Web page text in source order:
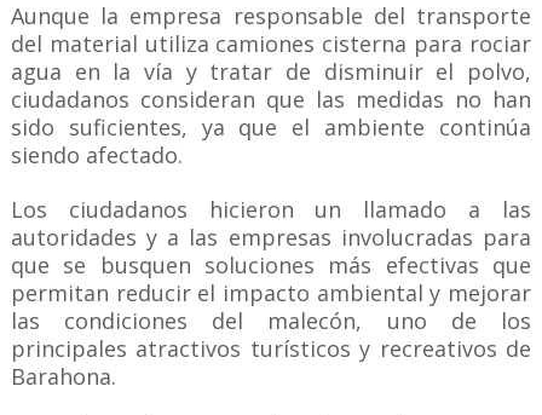
Aunque la empresa responsable del transporte
del material utiliza camiones cisterna para rociar
agua en la vía y tratar de disminuir el polvo,
ciudadanos consideran que las medidas no han
sido suficientes, ya que el ambiente continúa
siendo afectado.
Los ciudadanos hicieron un llamado a las
autoridades y a las empresas involucradas para
que se busquen soluciones más efectivas que
permitan reducir el impacto ambiental y mejorar
las condiciones del malecón, uno de los
principales atractivos turísticos y recreativos de
Barahona.